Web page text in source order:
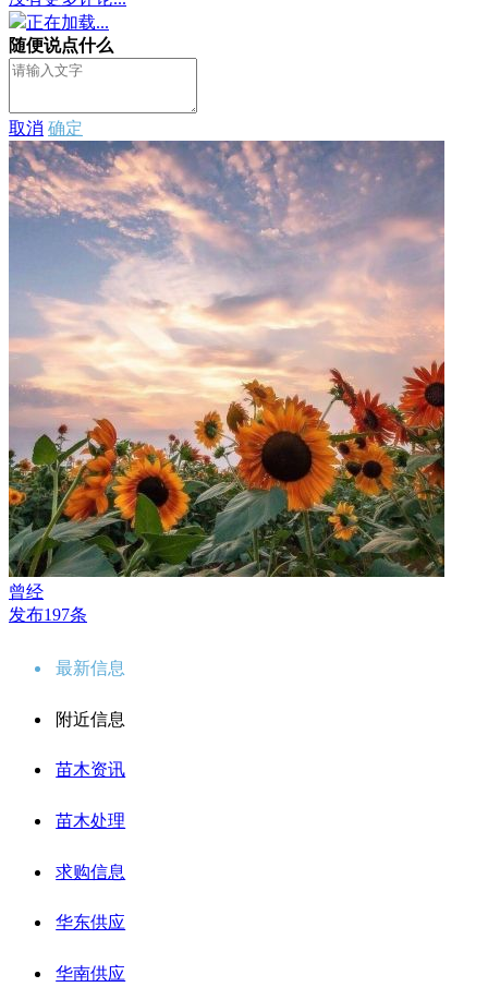
正在加载...
随便说点什么
取消 确定
曾经
发布197条
最新信息
附近信息
苗木资讯
苗木处理
求购信息
华东供应
华南供应